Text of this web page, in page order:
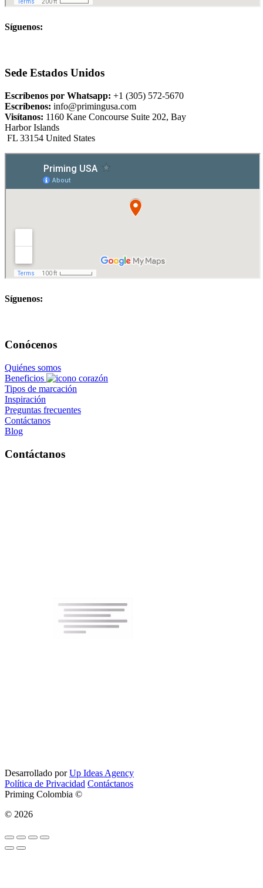
Síguenos:
Sede Estados Unidos
Escríbenos por Whatsapp: +1 (305) 572-5670
Escríbenos: info@primingusa.com
Visítanos: 1160 Kane Concourse Suite 202, Bay
Harbor Islands
FL 33154 United States
Síguenos:
Conócenos
Quiénes somos
Beneficios
Tipos de marcación
Inspiración
Preguntas frecuentes
Contáctanos
Blog
Contáctanos
Desarrollado porUp Ideas Agency
Política de Privacidad Contáctanos
Priming Colombia ©
© 2026